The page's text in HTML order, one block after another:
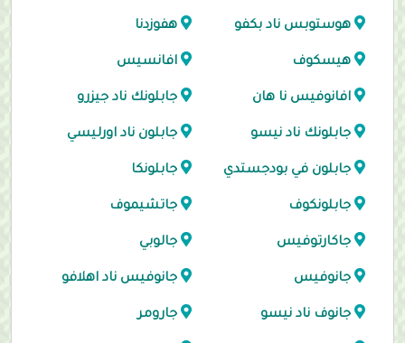
هوستوبس ناد بكفو هفوزدنا
هيسكوف افانسيس
افانوفيس نا هان جابلونك ناد جيزرو
جابلونك ناد نيسو جابلون ناد اورليسي
جابلون في بودجستدي جابلونكا
جابلونكوف جاتشيموف
جاكارتوفيس جالوبي
جانوفيس جانوفيس ناد اهلافو
جانوف ناد نيسو جارومر